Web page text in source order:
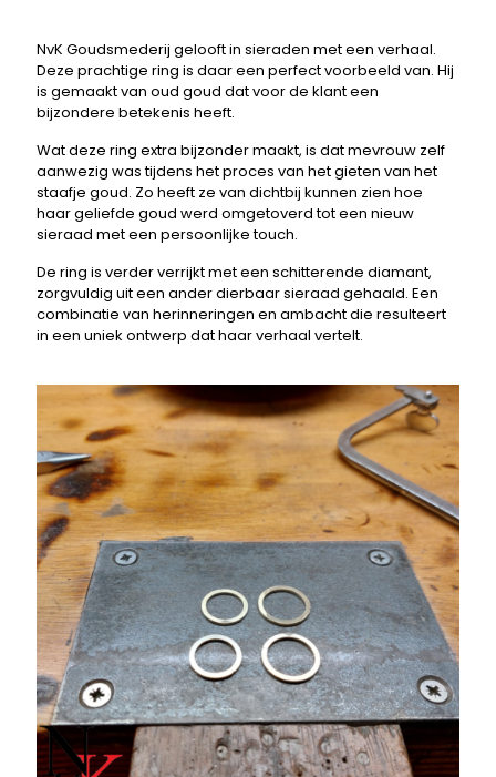
NvK Goudsmederij gelooft in sieraden met een verhaal.
Deze prachtige ring is daar een perfect voorbeeld van. Hij
is gemaakt van oud goud dat voor de klant een
bijzondere betekenis heeft.
Wat deze ring extra bijzonder maakt, is dat mevrouw zelf
aanwezig was tijdens het proces van het gieten van het
staafje goud. Zo heeft ze van dichtbij kunnen zien hoe
haar geliefde goud werd omgetoverd tot een nieuw
sieraad met een persoonlijke touch.
De ring is verder verrijkt met een schitterende diamant,
zorgvuldig uit een ander dierbaar sieraad gehaald. Een
combinatie van herinneringen en ambacht die resulteert
in een uniek ontwerp dat haar verhaal vertelt.